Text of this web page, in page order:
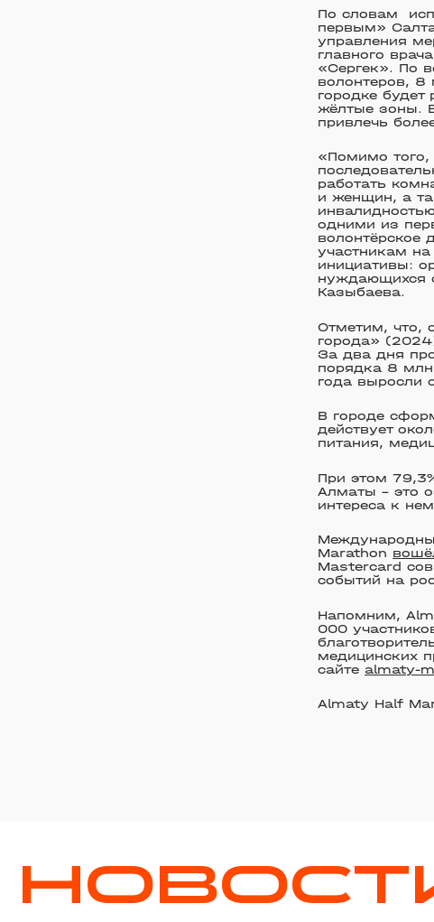
По словам
первым»
управления
главного
«Сергек». По
волонтеров,
городке
жёлтые зоны.
привлечь
«Помимо того,
работать
и женщин, а
одними из
волонтёрское
участникам
инициативы:
нуждающихся
Казыбаева.
Отметим, что,
города»
За два дня
порядка 8 млн
года выросли
В городе
действует
питания,
При этом
Алматы – это
интереса к
Marathon
Mastercard
событий на
Напомним,
000
медицинских
сайте almaty-
Almaty Half